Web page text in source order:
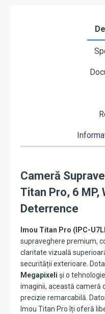
Cameră
Titan Pro, 6 MP,
Deterrence
Imou Titan Pro (IPC-
supraveghere premium,
claritate vizuală
securității exterioare.
Megapixeli și o
imaginii, această cameră
precizie remarcabilă.
Imou Titan Pro îți oferă